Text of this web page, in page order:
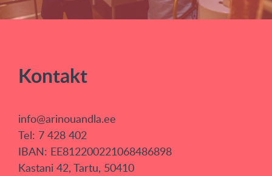
Kontakt
info@arinouandla.ee
Tel: 7 428 402
IBAN: EE812200221068486898
Kastani 42, Tartu, 50410